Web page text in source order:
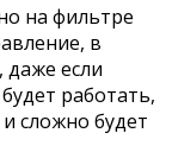
на фильтре
в
если
работать,
сложно будет